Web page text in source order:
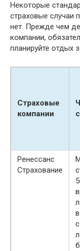
Некоторые
страховые случаи
нет. Прежде чем
компании,
планируйте отдых
Страховые
компании
Ренессанс
Страхование